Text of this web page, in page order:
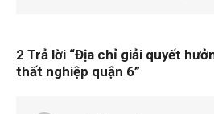
2 Trả lời “Địa chỉ giải quyết
thất nghiệp quận 6”